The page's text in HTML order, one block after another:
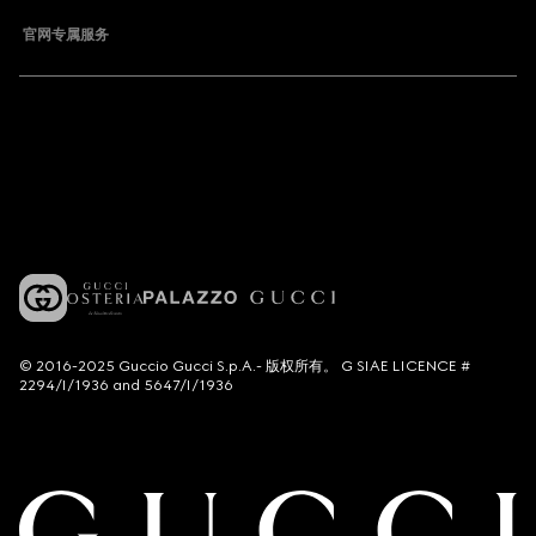
官网专属服务
© 2016-2025 Guccio Gucci S.p.A.- 版权所有。 G SIAE LICENCE #
2294/I/1936 and 5647/I/1936